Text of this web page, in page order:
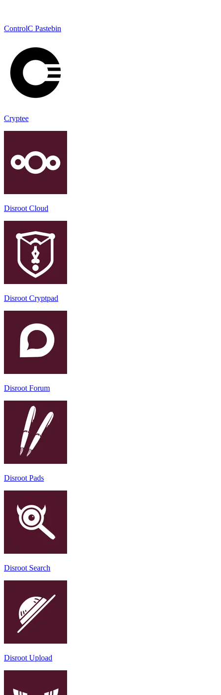
ControlC Pastebin
Cryptee
Disroot Cloud
Disroot Cryptpad
Disroot Forum
Disroot Pads
Disroot Search
Disroot Upload